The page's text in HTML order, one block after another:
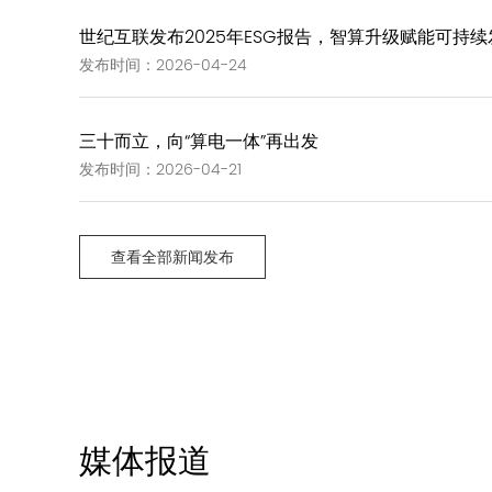
世纪互联发布2025年ESG报告，智算升级赋能可持续
发布时间：2026-04-24
三十而立，向“算电一体”再出发
发布时间：2026-04-21
查看全部新闻发布
媒体报道